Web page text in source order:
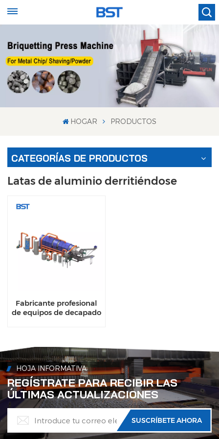
HOGAR PRODUCTOS
CATEGORÍAS DE PRODUCTOS
Latas de aluminio derritiéndose
Fabricante profesional
de equipos de decapado
automático.
HOJA INFORMATIVA
REGÍSTRATE PARA RECIBIR LAS
ÚLTIMAS ACTUALIZACIONES